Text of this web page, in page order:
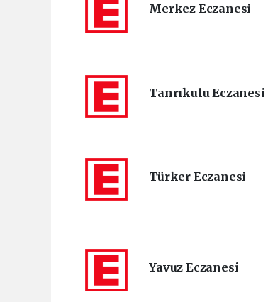
Merkez Eczanesi
Tanrıkulu Eczanesi
Türker Eczanesi
Yavuz Eczanesi